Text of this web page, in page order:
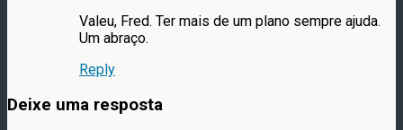
Valeu, Fred. Ter mais de um plano sempre ajuda.
Um abraço.
Reply
Deixe uma resposta